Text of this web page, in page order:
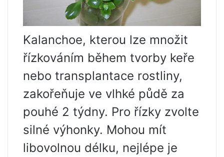
Kalanchoe, kterou lze množit
řízkováním během tvorby keře
nebo transplantace rostliny,
zakořeňuje ve vlhké půdě za
pouhé 2 týdny. Pro řízky zvolte
silné výhonky. Mohou mít
libovolnou délku, nejlépe je